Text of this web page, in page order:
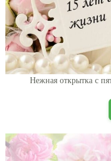
Нежная открытка с